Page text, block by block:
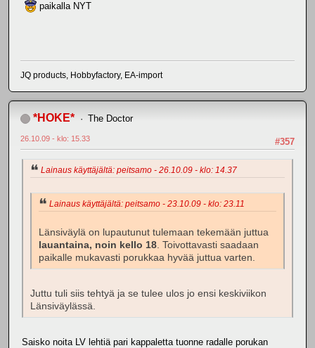
paikalla NYT
JQ products, Hobbyfactory, EA-import
*HOKE* The Doctor
#357
26.10.09 - klo: 15.33
Lainaus käyttäjältä: peitsamo - 26.10.09 - klo: 14.37
Lainaus käyttäjältä: peitsamo - 23.10.09 - klo: 23.11
Länsiväylä on lupautunut tulemaan tekemään juttua
lauantaina, noin kello 18 . Toivottavasti saadaan
paikalle mukavasti porukkaa hyvää juttua varten.
Juttu tuli siis tehtyä ja se tulee ulos jo ensi keskiviikon
Länsiväylässä.
Saisko noita LV lehtiä pari kappaletta tuonne radalle porukan